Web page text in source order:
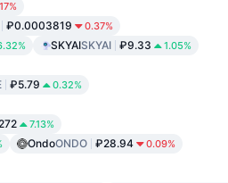
₽0.0003819 0.37%
SKYAISKYAI ₽9.33 1.05%
₽5.79 0.32%
7.13%
OndoONDO ₽28.94 0.09%